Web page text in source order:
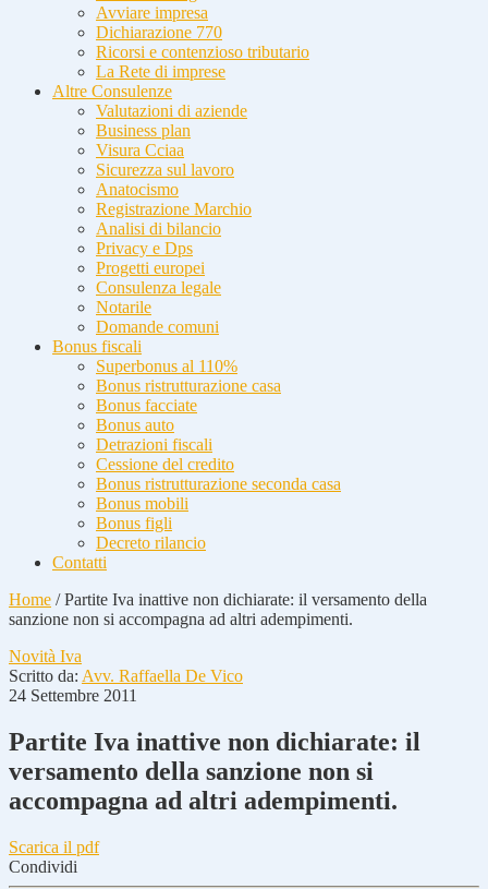
Avviare impresa
Dichiarazione 770
Ricorsi e contenzioso tributario
La Rete di imprese
Altre Consulenze
Valutazioni di aziende
Business plan
Visura Cciaa
Sicurezza sul lavoro
Anatocismo
Registrazione Marchio
Analisi di bilancio
Privacy e Dps
Progetti europei
Consulenza legale
Notarile
Domande comuni
Bonus fiscali
Superbonus al 110%
Bonus ristrutturazione casa
Bonus facciate
Bonus auto
Detrazioni fiscali
Cessione del credito
Bonus ristrutturazione seconda casa
Bonus mobili
Bonus figli
Decreto rilancio
Contatti
Home /Partite Iva inattive non dichiarate: il versamento della
sanzione non si accompagna ad altri adempimenti.
Novità Iva
Scritto da: Avv. Raffaella De Vico
24 Settembre 2011
Partite Iva inattive non dichiarate: il
versamento della sanzione non si
accompagna ad altri adempimenti.
Scarica il pdf
Condividi